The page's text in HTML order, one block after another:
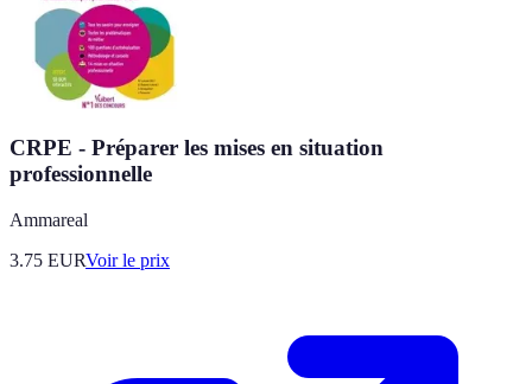
CRPE - Préparer les mises en situation
professionnelle
Ammareal
3.75 EURVoir le prix